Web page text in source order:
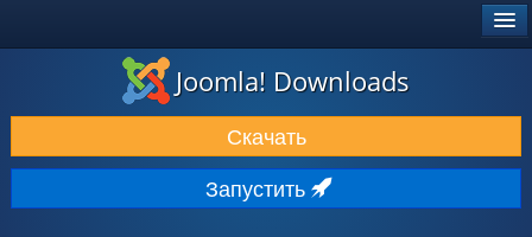
ЗАГРУЗКИ И РАСШИРЕНИЯ
ДОКУМЕНТАЦИЯ И ОБУЧЕНИЕ
СООБЩЕСТВО И ПОДДЕРЖКА
Joomla! Downloads
Скачать
Запустить